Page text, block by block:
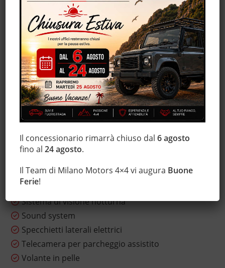
ESP
Fari LED
Fendinebbia
Hill holder
Immobilizzatore elettronico
Isofix
Luci diurne
Monitoraggio pressione pneumatici
MP3
Sedile posteriore sdoppiato
Sensore di pioggia
Servosterzo
Sistema di visione notturna
Sound system
Specchietti laterali elettrici
Telecamera per parcheggio assistito
Volante in pelle
Il concessionario rimarrà chiuso dal6 agosto
fino al24 agosto.
Il Team di Milano Motors 4×4 vi augura Buone
Ferie!